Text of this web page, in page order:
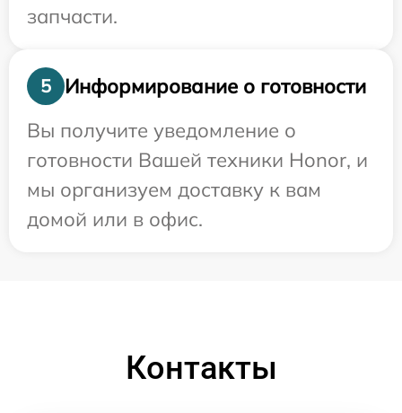
запчасти.
5
Информирование о готовности
Вы получите уведомление о
готовности Вашей техники Honor, и
мы организуем доставку к вам
домой или в офис.
Контакты